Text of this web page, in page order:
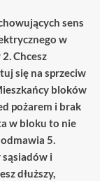
sens
w
Chcesz
się na sprzeciw
bloków
pożarem i brak
w bloku to nie
5.
i
dłuższy,